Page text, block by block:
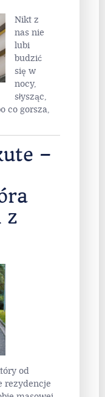
Nikt z
nas nie
lubi
budzić
się w
nocy,
słysząc,
co gorsza,
–
z
od
rezydencje